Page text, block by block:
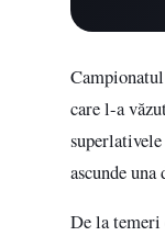
care l-a
ascunde
De la temeri